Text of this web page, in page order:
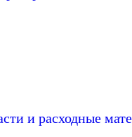
и расходные